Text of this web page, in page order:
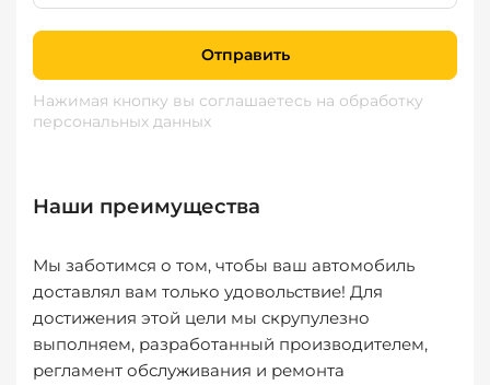
Отправить
Нажимая кнопку вы соглашаетесь на обработку
персональных данных
Наши преимущества
Мы заботимся о том, чтобы ваш автомобиль
доставлял вам только удовольствие! Для
достижения этой цели мы скрупулезно
выполняем, разработанный производителем,
регламент обслуживания и ремонта